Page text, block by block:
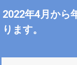
2022年4月から
ります。